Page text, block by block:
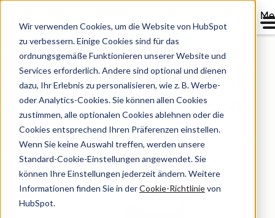
Wir verwenden Cookies, um die Website von HubSpot
zu verbessern. Einige Cookies sind für das
ordnungsgemäße Funktionieren unserer Website und
Services erforderlich. Andere sind optional und dienen
dazu, Ihr Erlebnis zu personalisieren, wie z. B. Werbe-
oder Analytics-Cookies. Sie können allen Cookies
zustimmen, alle optionalen Cookies ablehnen oder die
Cookies entsprechend Ihren Präferenzen einstellen.
Wenn Sie keine Auswahl treffen, werden unsere
Standard-Cookie-Einstellungen angewendet. Sie
können Ihre Einstellungen jederzeit ändern. Weitere
Informationen finden Sie in derCookie-Richtlinievon
HubSpot.
Fallstudien-Startseite
Echtes Wachstum von
echten Unternehmen
So wachsen zahlreiche Unternehmen bereits nachhaltig
mit HubSpot.